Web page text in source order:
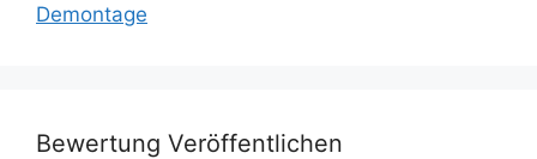
Demontage
Bewertung Veröffentlichen